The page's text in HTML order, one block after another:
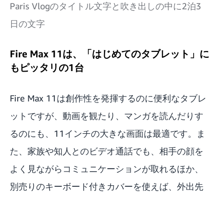
Paris Vlogのタイトル文字と吹き出しの中に2泊3
日の文字
Fire Max 11は、「はじめてのタブレット」に
もピッタリの1台
Fire Max 11は創作性を発揮するのに便利なタブレ
ットですが、動画を観たり、マンガを読んだりす
るのにも、11インチの大きな画面は最適です。ま
た、家族や知人とのビデオ通話でも、相手の顔を
よく見ながらコミュニケーションが取れるほか、
別売りのキーボード付きカバーを使えば、外出先